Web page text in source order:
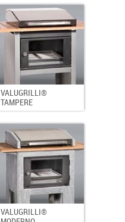
VALUGRILLI®
TAMPERE
VALUGRILLI®